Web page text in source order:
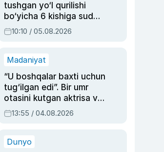
tushgan yo‘l qurilishi
bo‘yicha 6 kishiga sud
hukmi o‘qildi
10:10 / 05.08.2026
Madaniyat
“U boshqalar baxti uchun
tug‘ilgan edi”. Bir umr
otasini kutgan aktrisa va
dublyaj ustasi Rimma
Ahmedovaning
13:55 / 04.08.2026
Dunyo